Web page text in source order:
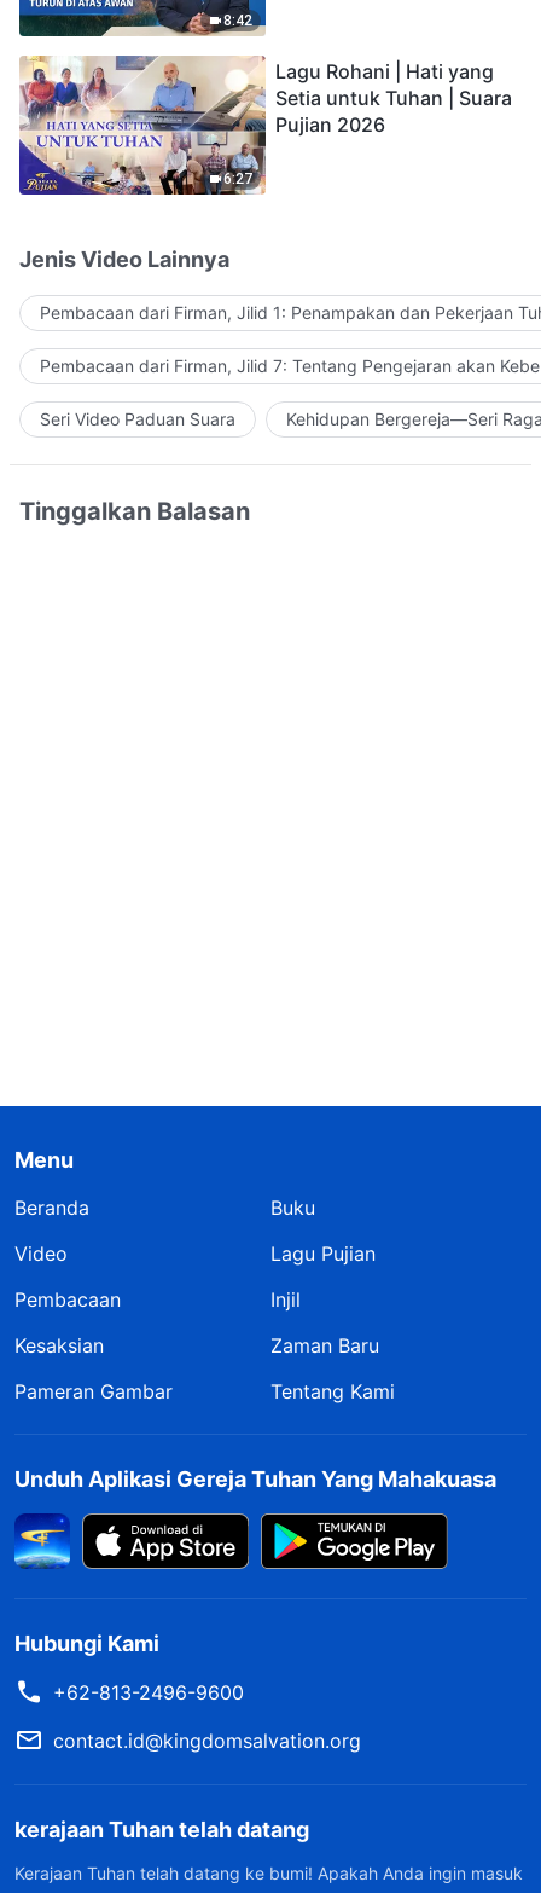
8:42
6:27
Lagu Rohani | Hati yang
Setia untuk Tuhan | Suara
Pujian 2026
Jenis Video Lainnya
Pembacaan dari Firman, Jilid 1: Penampakan dan Pekerjaan
Pembacaan dari Firman, Jilid 7: Tentang Pengejaran akan
Seri Video Paduan Suara Kehidupan Bergereja—Seri
Tinggalkan Balasan
Menu
Beranda
Buku
Video
Lagu Pujian
Pembacaan
Injil
Kesaksian
Zaman Baru
Pameran Gambar
Tentang Kami
Unduh Aplikasi Gereja Tuhan Yang Mahakuasa
Hubungi Kami
+62-813-2496-9600
contact.id@kingdomsalvation.org
kerajaan Tuhan telah datang
Kerajaan Tuhan telah datang ke bumi! Apakah Anda ingin masuk